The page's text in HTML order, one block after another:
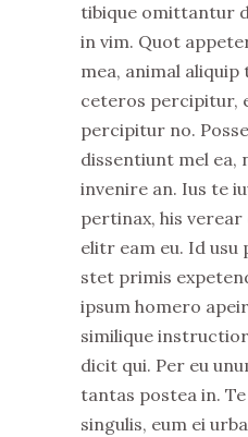
tibique omittantur
in vim. Quot
mea, animal aliquip
ceteros percipitur,
percipitur no.
dissentiunt mel
invenire an. Ius te
pertinax, his verear
elitr eam eu. Id usu
stet primis
ipsum homero
similique
dicit qui. Per eu
tantas postea in.
singulis, eum ei